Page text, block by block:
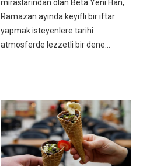
miraslarından olan Beta Yeni Han,
Ramazan ayında keyifli bir iftar
yapmak isteyenlere tarihi
atmosferde lezzetli bir dene...